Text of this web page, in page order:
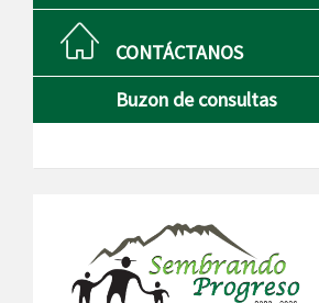
CONTÁCTANOS
Buzon de consultas